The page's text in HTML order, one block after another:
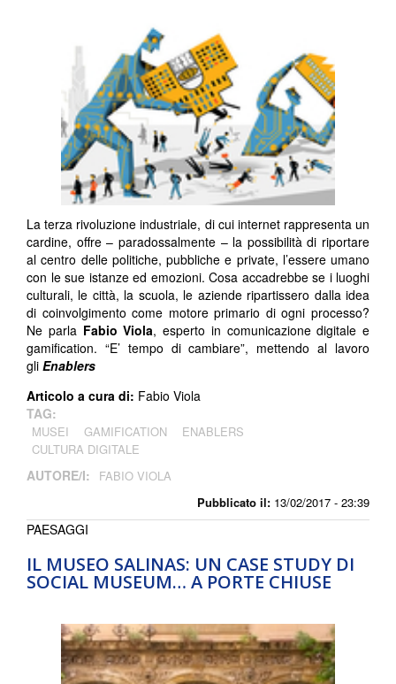
Pubblicato il: 13/02/2017 - 23:39
La terza rivoluzione industriale, di cui internet rappresenta un
cardine, offre – paradossalmente – la possibilità di riportare
al centro delle politiche, pubbliche e private, l’essere umano
con le sue istanze ed emozioni. Cosa accadrebbe se i luoghi
culturali, le città, la scuola, le aziende ripartissero dalla idea
di coinvolgimento come motore primario di ogni processo?
Ne parla Fabio Viola, esperto in comunicazione digitale e
gamification. “E’ tempo di cambiare”, mettendo al lavoro
gli Enablers
Articolo a cura di: Fabio Viola
TAG:
MUSEI GAMIFICATION
ENABLERS
CULTURA DIGITALE
AUTORE/I: FABIO VIOLA
IL MUSEO SALINAS: UN CASE STUDY DI
SOCIAL MUSEUM… A PORTE CHIUSE
PAESAGGI